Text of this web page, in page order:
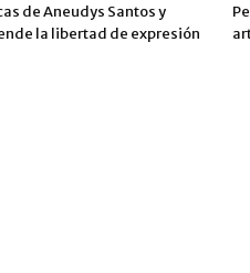
de Aneudys Santos y
la libertad de expresión